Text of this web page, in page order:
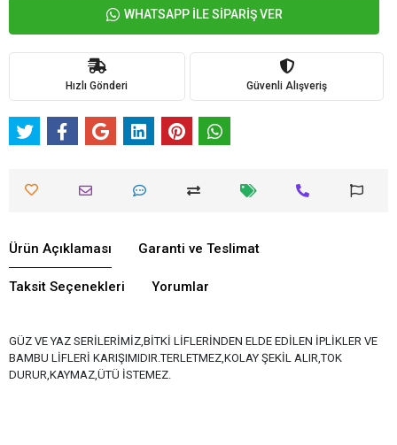
WHATSAPP İLE SİPARİŞ VER
Hızlı Gönderi Güvenli Alışveriş
Ürün Açıklaması Garanti ve Teslimat
Taksit Seçenekleri Yorumlar
GÜZ VE YAZ SERİLERİMİZ,BİTKİ LİFLERİNDEN ELDE EDİLEN İPLİKLER VE
BAMBU LİFLERİ KARIŞIMIDIR.TERLETMEZ,KOLAY ŞEKİL ALIR,TOK
DURUR,KAYMAZ,ÜTÜ İSTEMEZ.